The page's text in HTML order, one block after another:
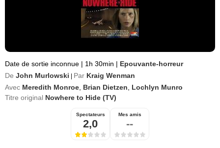
Date de sortie inconnue | 1h 30min | Epouvante-horreur
De John Murlowski Par Kraig Wenman
Avec Meredith Monroe Brian Dietzen
Lochlyn Munro
Titre original Nowhere to Hide (TV)
Spectateurs
2,0
Mes amis
--